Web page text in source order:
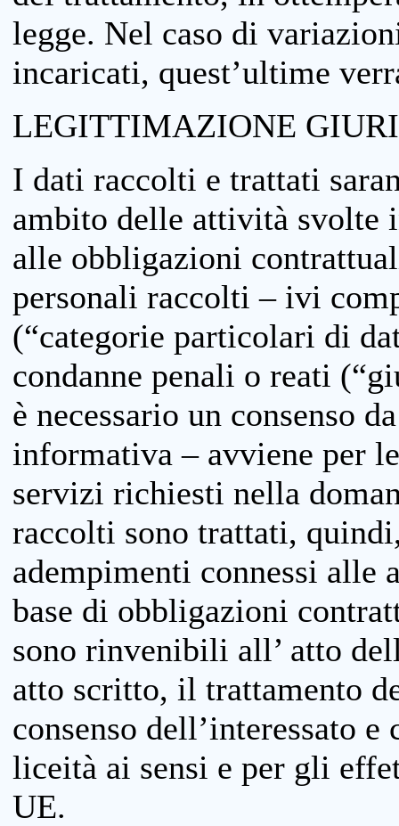
legge. Nel caso di
incaricati, quest’ultime
LEGITTIMAZIONE
I dati raccolti e trattati
ambito delle attività svolte
alle obbligazioni
personali raccolti – ivi
(“categorie particolari di
condanne penali o reati
è necessario un consenso
informativa – avviene per
servizi richiesti nella
raccolti sono trattati,
adempimenti connessi
base di obbligazioni
sono rinvenibili all’ atto
atto scritto, il trattamento
consenso dell’interessato
liceità ai sensi e per gli
UE.